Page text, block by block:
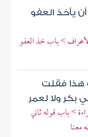
يأخذ العفو
> باب خذ العفو
هذا فقلت
بكر ولا لعمر
> باب قوله ثاني
معنا